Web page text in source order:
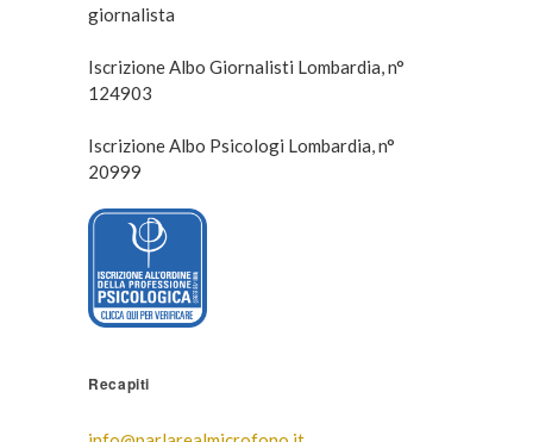
giornalista
Iscrizione Albo Giornalisti Lombardia, n°
124903
Iscrizione Albo Psicologi Lombardia, n°
20999
Recapiti